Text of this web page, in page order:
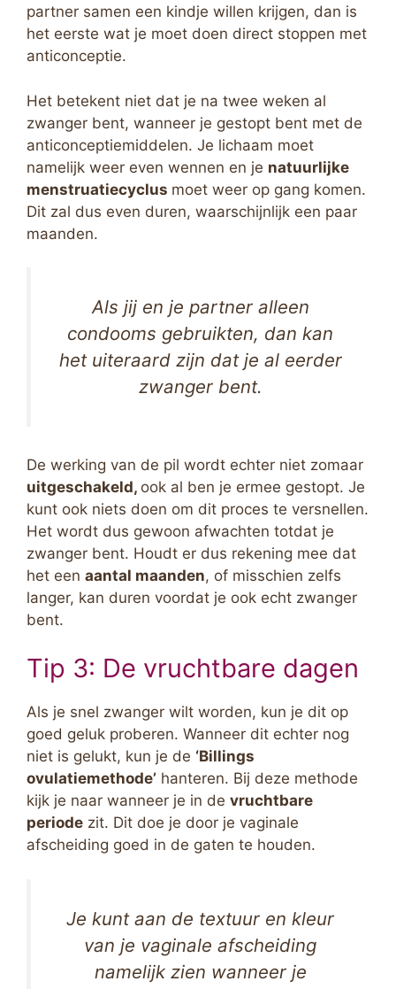
partner samen een kindje willen krijgen, dan is
het eerste wat je moet doen direct stoppen met
anticonceptie.
Het betekent niet dat je na twee weken al
zwanger bent, wanneer je gestopt bent met de
anticonceptiemiddelen. Je lichaam moet
namelijk weer even wennen en je natuurlijke
menstruatiecyclus moet weer op gang komen.
Dit zal dus even duren, waarschijnlijk een paar
maanden.
Als jij en je partner alleen
condooms gebruikten, dan kan
het uiteraard zijn dat je al eerder
zwanger bent.
De werking van de pil wordt echter niet zomaar
uitgeschakeld, ook al ben je ermee gestopt. Je
kunt ook niets doen om dit proces te versnellen.
Het wordt dus gewoon afwachten totdat je
zwanger bent. Houdt er dus rekening mee dat
het een aantal maanden, of misschien zelfs
langer, kan duren voordat je ook echt zwanger
bent.
Tip 3: De vruchtbare dagen
Als je snel zwanger wilt worden, kun je dit op
goed geluk proberen. Wanneer dit echter nog
niet is gelukt, kun je de ‘Billings
ovulatiemethode’ hanteren. Bij deze methode
kijk je naar wanneer je in de vruchtbare
periode zit. Dit doe je door je vaginale
afscheiding goed in de gaten te houden.
Je kunt aan de textuur en kleur
van je vaginale afscheiding
namelijk zien wanneer je